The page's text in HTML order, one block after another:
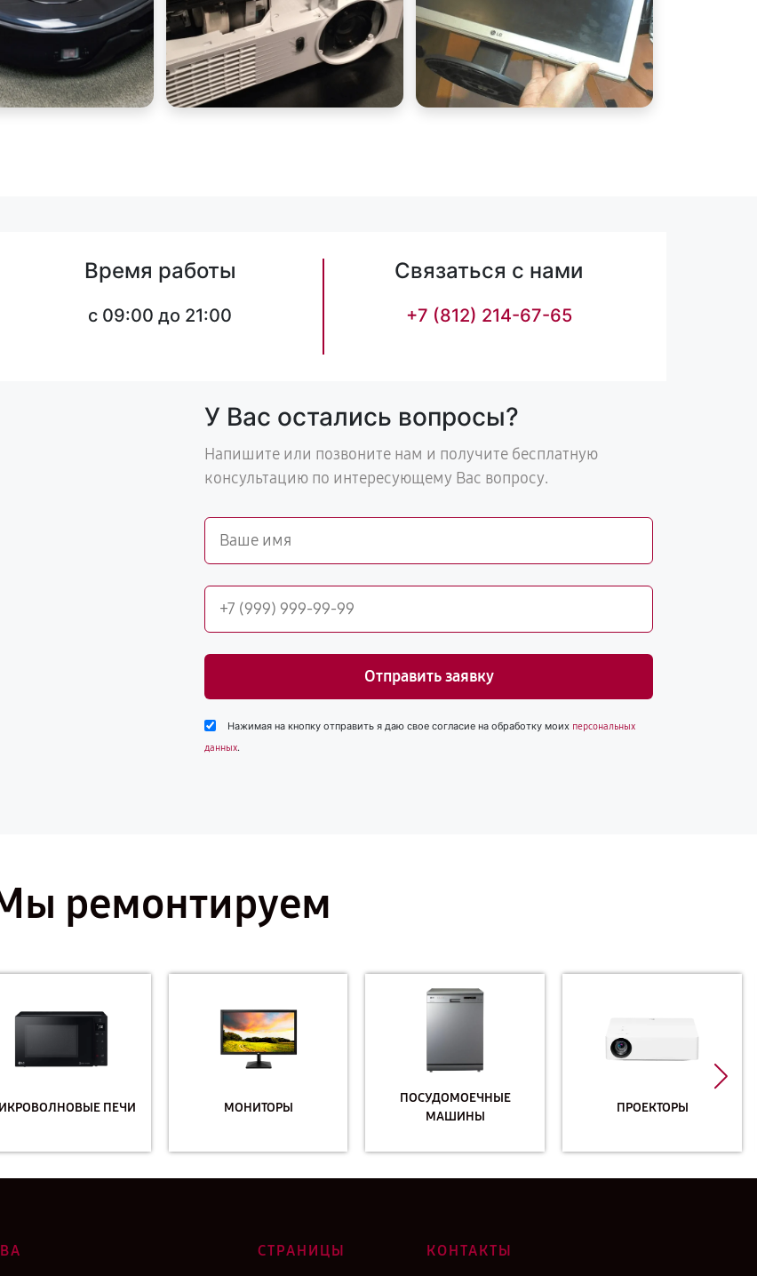
Время работы
c 09:00 до 21:00
Связаться с нами
+7 (812) 214-67-65
У Вас остались вопросы?
Напишите или позвоните нам и получите бесплатную
консультацию по интересующему Вас вопросу.
Отправить заявку
Нажимая на кнопку отправить я даю свое согласие на обработку моих персональных
данных.
ремонтируем
ПЕЧИ МОНИТОРЫ
ПОСУДОМОЕЧНЫЕ
МАШИНЫ
ПРОЕКТОРЫ
СТРАНИЦЫ КОНТАКТЫ